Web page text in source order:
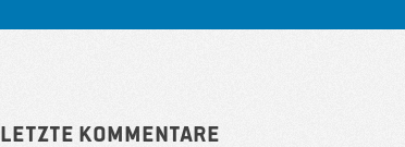
Letzte Kommentare